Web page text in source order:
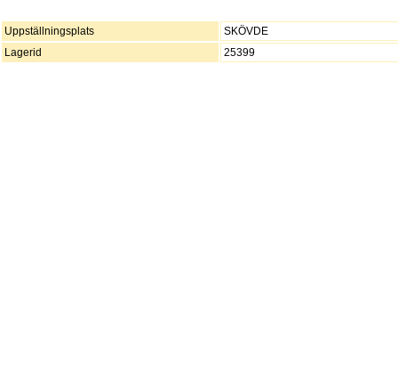
Uppställningsplats
SKÖVDE
Lagerid
25399